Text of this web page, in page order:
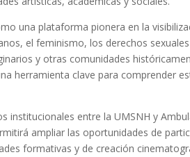
una plataforma pionera en la
el feminismo, los derechos
y otras comunidades
herramienta clave para comprender
institucionales entre la UMSNH y
ampliar las oportunidades de
formativas y de creación